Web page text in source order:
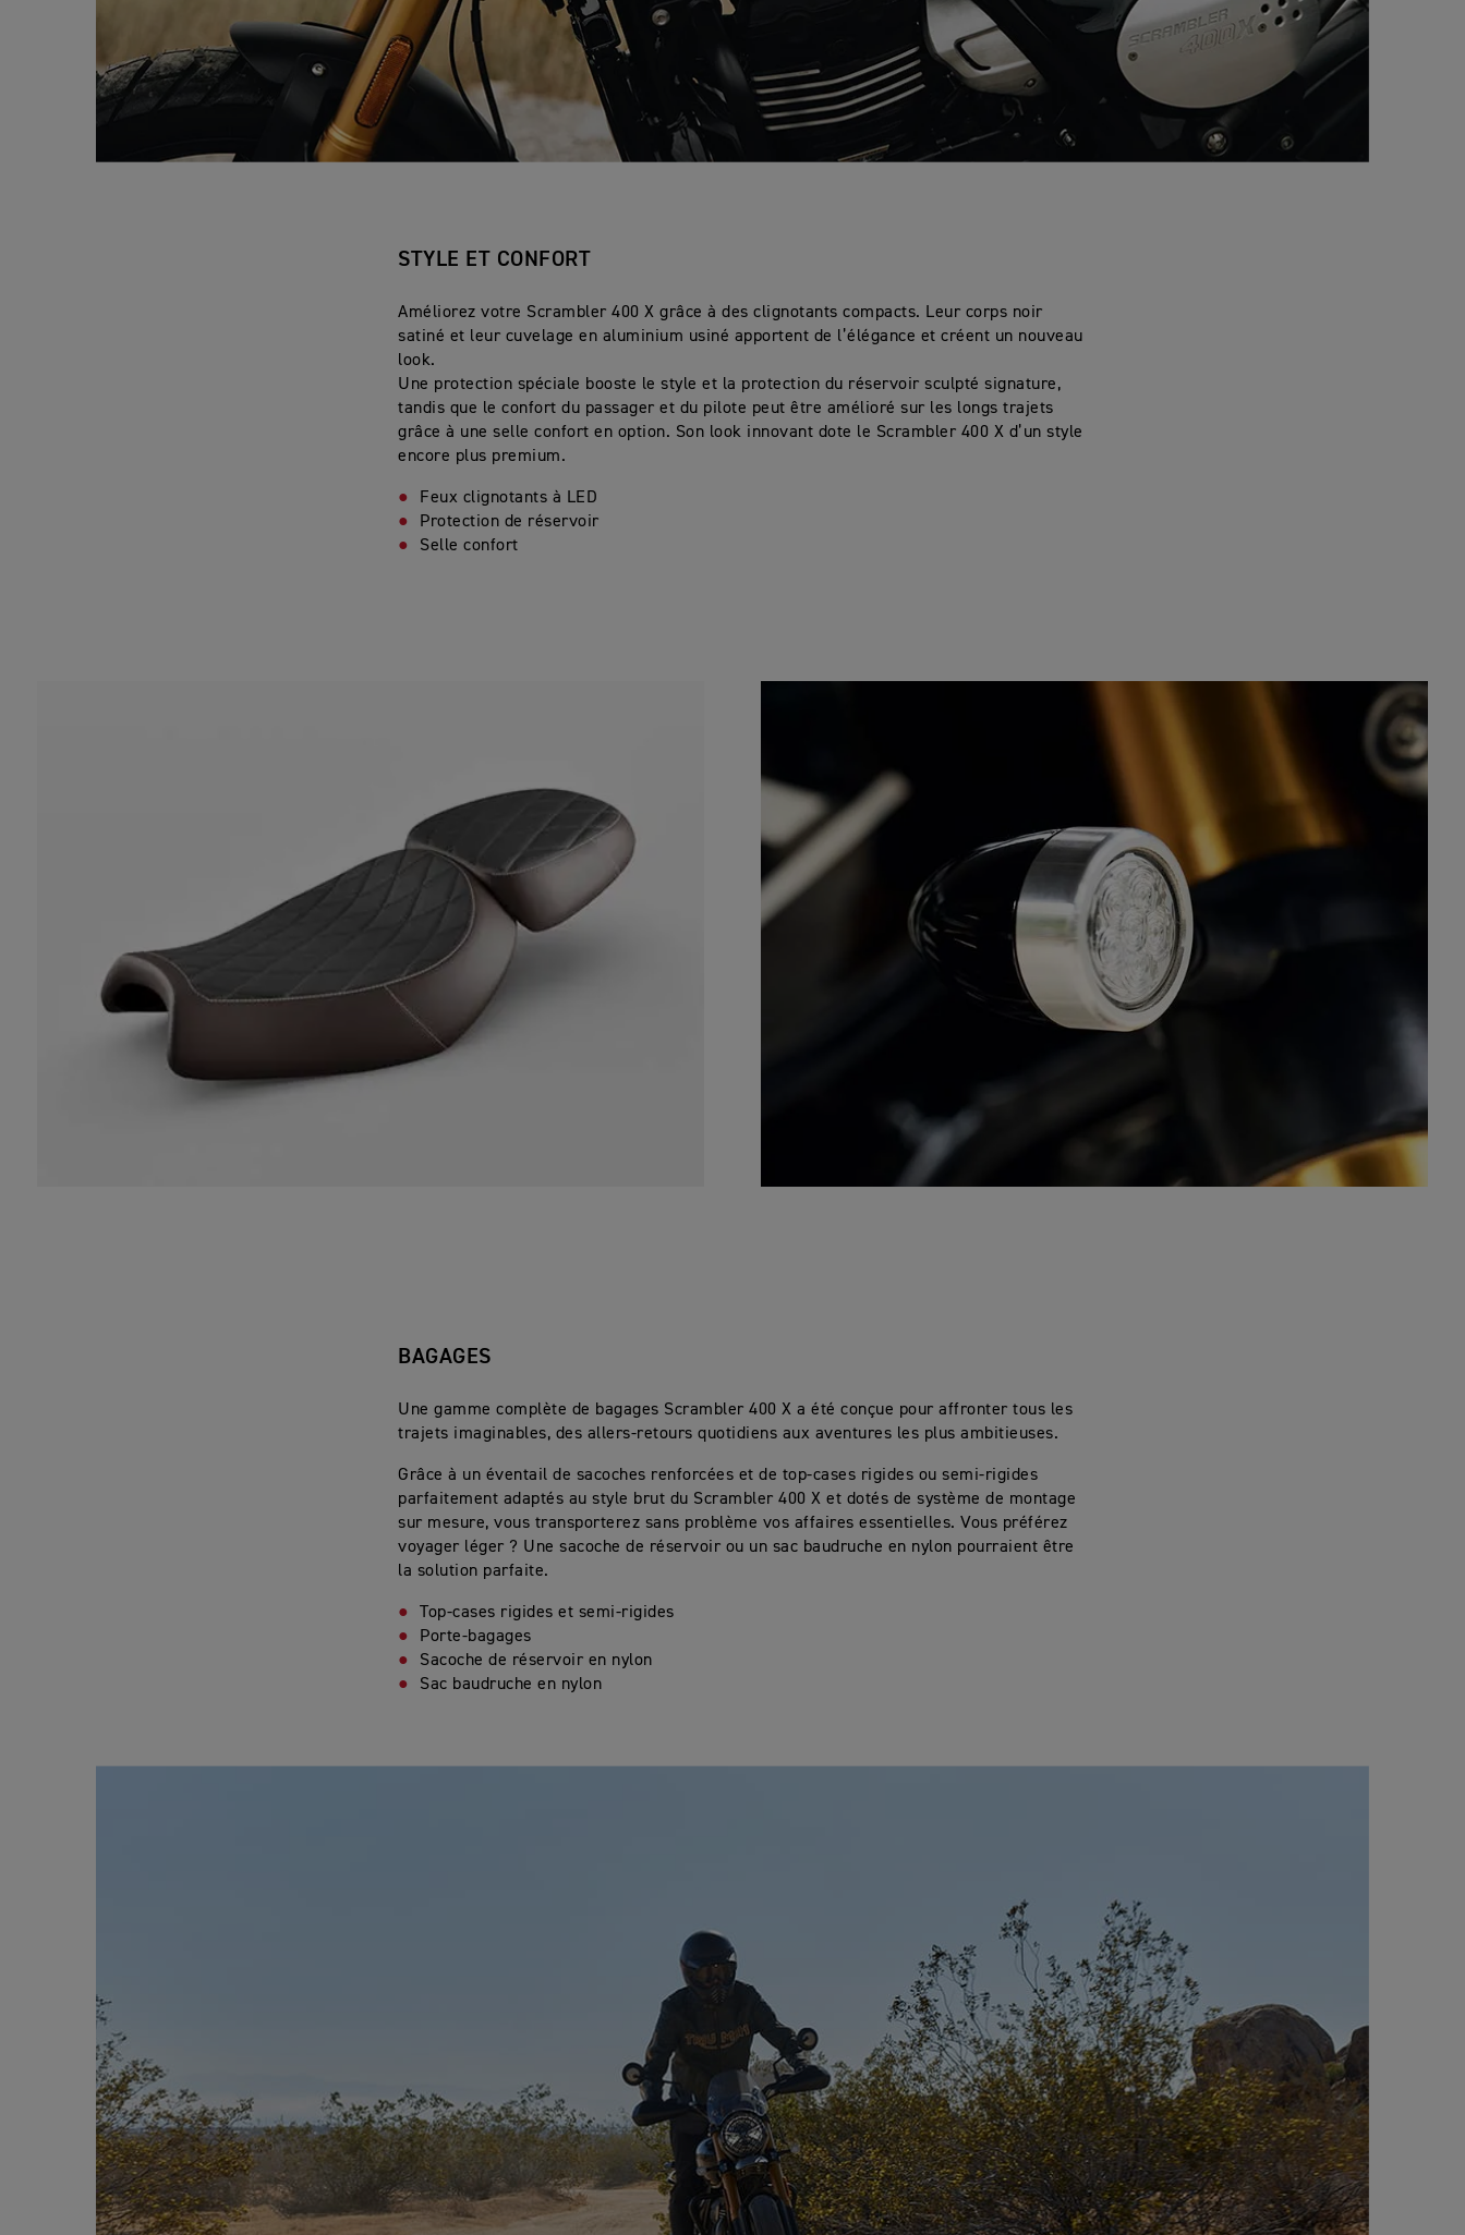
STYLE ET CONFORT
Améliorez votre Scrambler 400 X grâce à des clignotants compacts. Leur corps noir
satiné et leur cuvelage en aluminium usiné apportent de l’élégance et créent un nouveau
look.
Une protection spéciale booste le style et la protection du réservoir sculpté signature,
tandis que le confort du passager et du pilote peut être amélioré sur les longs trajets
grâce à une selle confort en option. Son look innovant dote le Scrambler 400 X d’un style
encore plus premium.
Feux clignotants à LED
Protection de réservoir
Selle confort
BAGAGES
Une gamme complète de bagages Scrambler 400 X a été conçue pour affronter tous les
trajets imaginables, des allers-retours quotidiens aux aventures les plus ambitieuses.
Grâce à un éventail de sacoches renforcées et de top-cases rigides ou semi-rigides
parfaitement adaptés au style brut du Scrambler 400 X et dotés de système de montage
sur mesure, vous transporterez sans problème vos affaires essentielles. Vous préférez
voyager léger ? Une sacoche de réservoir ou un sac baudruche en nylon pourraient être
la solution parfaite.
Top-cases rigides et semi-rigides
Porte-bagages
Sacoche de réservoir en nylon
Sac baudruche en nylon